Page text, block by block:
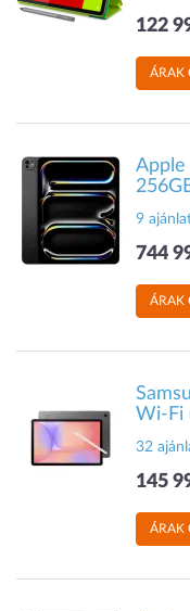
122
ÁRAK
Apple
9
744
ÁRAK
Wi-Fi
32
145
ÁRAK